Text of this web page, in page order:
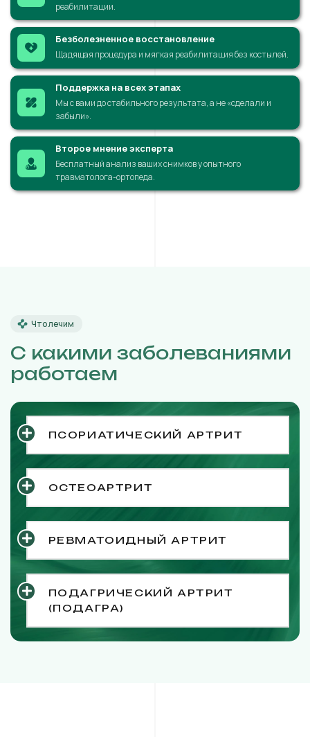
реабилитации.
Безболезненное восстановление
Щадящая процедура и мягкая реабилитация без костылей.
Поддержка на всех этапах
Мы с вами до стабильного результата, а не «сделали и
забыли».
Второе мнение эксперта
Бесплатный анализ ваших снимков у опытного
травматолога-ортопеда.
Что лечим
С какими заболеваниями
работаем
ПСОРИАТИЧЕСКИЙ АРТРИТ
ОСТЕОАРТРИТ
РЕВМАТОИДНЫЙ АРТРИТ
ПОДАГРИЧЕСКИЙ АРТРИТ
(ПОДАГРА)